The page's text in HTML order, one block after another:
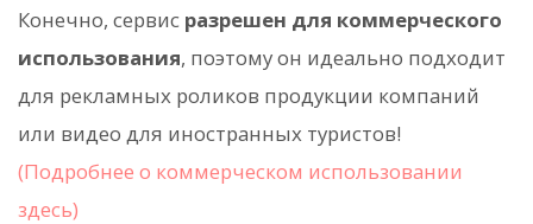
Конечно, сервис разрешен для коммерческого
использования, поэтому он идеально подходит
для рекламных роликов продукции компаний
или видео для иностранных туристов!
(Подробнее о коммерческом использовании
здесь)